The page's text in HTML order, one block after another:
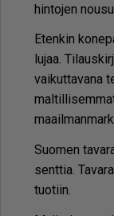
hin­to­jen nou­su.
Eten­kin
lu­jaa.
vai­kut­ta­va­na
Suo­men
sent­tia.
tuo­tiin.